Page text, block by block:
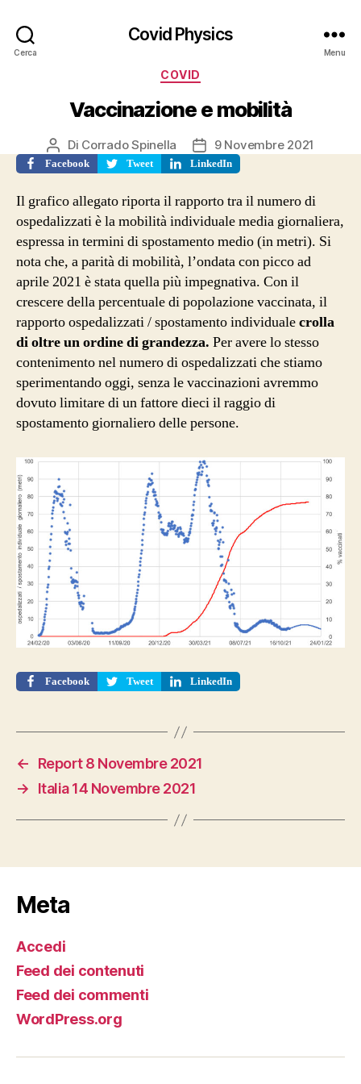
Cerca
Covid Physics
Menu
Categorie
COVID
Vaccinazione e mobilità
Autore
articolo
Di Corrado Spinella
Data
dell'articolo
9 Novembre 2021
Facebook Tweet LinkedIn
Il grafico allegato riporta il rapporto tra il numero di
ospedalizzati è la mobilità individuale media giornaliera,
espressa in termini di spostamento medio (in metri). Si
nota che, a parità di mobilità, l’ondata con picco ad
aprile 2021 è stata quella più impegnativa. Con il
crescere della percentuale di popolazione vaccinata, il
rapporto ospedalizzati / spostamento individualecrolla
di oltre un ordine di grandezza. Per avere lo stesso
contenimento nel numero di ospedalizzati che stiamo
sperimentando oggi, senza le vaccinazioni avremmo
dovuto limitare di un fattore dieci il raggio di
spostamento giornaliero delle persone.
Facebook Tweet LinkedIn
←
Report 8 Novembre 2021
→
Italia 14 Novembre 2021
Meta
Accedi
Feed dei contenuti
Feed dei commenti
WordPress.org